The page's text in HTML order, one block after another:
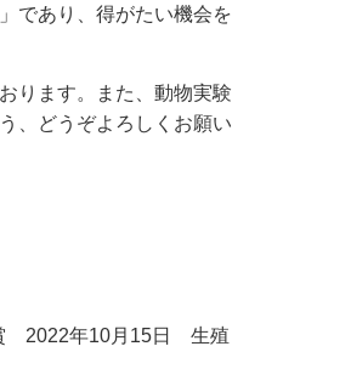
であり、得がたい機会を
ります。また、動物実験
、どうぞよろしくお願い
2022年10月15日 生殖